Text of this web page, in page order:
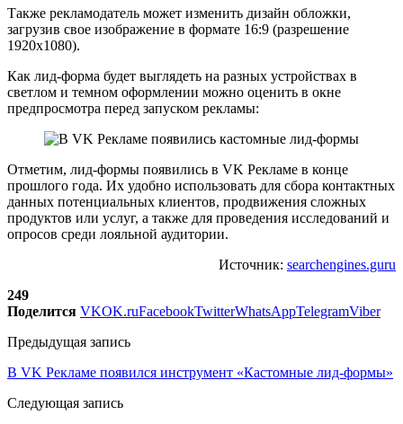
Также рекламодатель может изменить дизайн обложки,
загрузив свое изображение в формате 16:9 (разрешение
1920х1080).
Как лид-форма будет выглядеть на разных устройствах в
светлом и темном оформлении можно оценить в окне
предпросмотра перед запуском рекламы:
Отметим, лид-формы появились в VK Рекламе в конце
прошлого года. Их удобно использовать для сбора контактных
данных потенциальных клиентов, продвижения сложных
продуктов или услуг, а также для проведения исследований и
опросов среди лояльной аудитории.
Источник: searchengines.guru
249
Поделится VKOK.ruFacebookTwitterWhatsAppTelegramViber
Предыдущая запись
В VK Рекламе появился инструмент «Кастомные лид-формы»
Следующая запись